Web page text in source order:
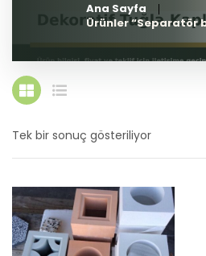
Ana Sayfa
Ürünler “Separatör
Tek bir sonuç gösteriliyor